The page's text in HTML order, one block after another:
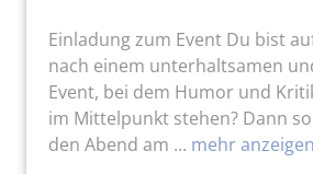
Einladung zum Event Du bist
nach einem unterhaltsamen
Event, bei dem Humor und
im Mittelpunkt stehen? Dann
den Abend am ... mehr anzeigen